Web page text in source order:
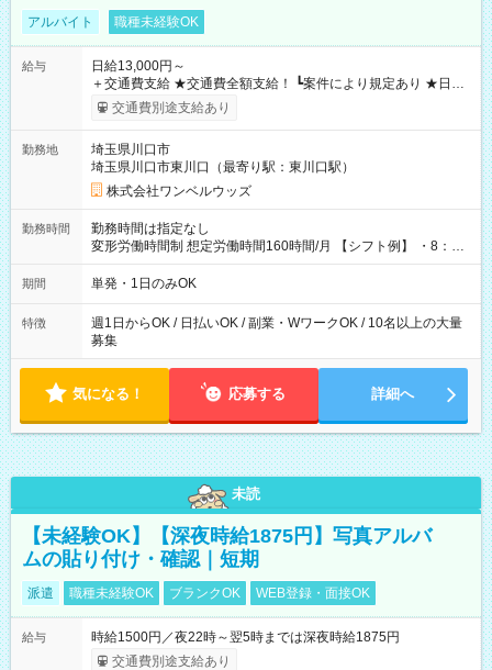
アルバイト 職種未経験OK
給与
日給13,000円～
＋交通費支給 ★交通費全額支給！ ┗案件により規定あり ★日払
いOK！（規定あり） ┗働いたその日に現金GET♪ お仕事後はコ
ンビニATMから 日払い分を引き落とせます！ 【試用期間】試
交通費別途支給あり
勤務地
埼玉県川口市
埼玉県川口市東川口（最寄り駅：東川口駅）
株式会社ワンベルウッズ
勤務時間
勤務時間は指定なし
変形労働時間制 想定労働時間160時間/月 【シフト例】 ・8：00
～21：00
期間 単発・1日のみOK
特徴
週1日からOK / 日払いOK / 副業・WワークOK / 10名以上の大量
募集
気になる！ 応募する 詳細へ
未読
【未経験OK】【深夜時給1875円】写真アルバ
ムの貼り付け・確認｜短期
派遣 職種未経験OK ブランクOK WEB登録・面接OK
給与
時給1500円／夜22時～翌5時までは深夜時給1875円
交通費別途支給あり